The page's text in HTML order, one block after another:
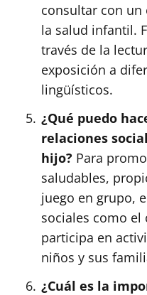
consultar con un
la salud infantil.
través de la
exposición a
lingüísticos.
¿Qué puedo
relaciones
hijo? Para
saludables,
juego en grupo,
sociales como
participa en
niños y sus
¿Cuál es la